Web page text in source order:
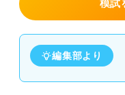
模試
編集部より